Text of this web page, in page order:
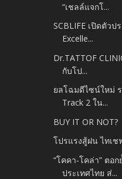
“เชลล์แจกโ...
SCBLIFE เปิดตัว
Excelle...
Dr.TATTOF
กับโป...
ยลโฉมดีไซน์ใหม่ ร
Track 2 ใน...
BUY IT OR NOT?
โปรแรงสู้ฝน ไทเช
“โคคา-โคล่า” ตอ
ประเทศไทย ส่...